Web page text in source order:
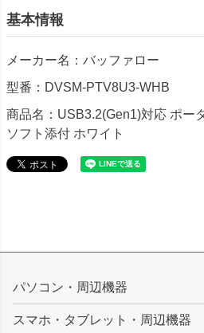
基本情報
メーカー名：バッファロー
型番：DVSM-PTV8U3-WHB
商品名：USB3.2(Gen1)対応 ポー
ソフト添付 ホワイト
パソコン・周辺機器
スマホ・タブレット・周辺機器